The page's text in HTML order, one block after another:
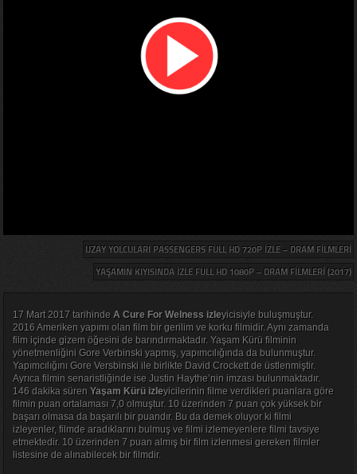
UZAY YOLCULARI PASSENGERS FULL HD 720P İZLE – DRAM FILMLERI
YAŞAMIN KIYISINDA İZLE FULL HD 1080P – DRAM FILMLERI (2017)
17 Mart 2017 tarihinde A Cure For Welness izleyicisiyle buluşmuştur.
2016 Ameriken yapımı olan film bir gerilim ve korku filmidir. Aynı zamanda
film içinde gizem öğesini de barındırmaktadır. Yaşam Kürü filminin
yönetmenliğini Gore Verbinski yapmış, yapımcılığında da bulunmuştur.
Yapımcılığını Gore Versbinski ile birlikte David Crockett de üstlenmiştir.
Ayrıca filmin senaristliğinde ise Justin Haythe’nin imzası bulunmaktadır.
146 dakika süren Yaşam Kürü izleyicilerinin filme verdikleri puanlara göre
filmin puan ortalaması 7,0 olmuştur. 10 üzerinden 7 puan çok yüksek bir
başarı olmasa da başarılı bir puandır. Bu da demek oluyor ki filmi
izleyenler, filmde aradıklarını bulmuş ve filmi izlemeyenlere filmi tavsiye
etmektedir. 10 üzerinden 7 puan almış bir film izlenmesi gereken filmler
listesine de alınabilecek bir filmdir.